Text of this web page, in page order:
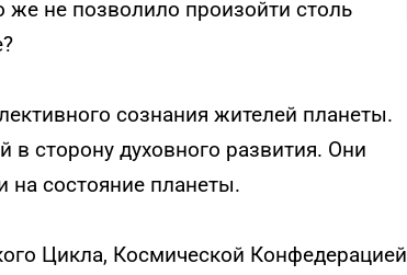
же не позволило произойти столь
сознания жителей планеты.
сторону духовного развития. Они
на состояние планеты.
Цикла, Космической Конфедерацией